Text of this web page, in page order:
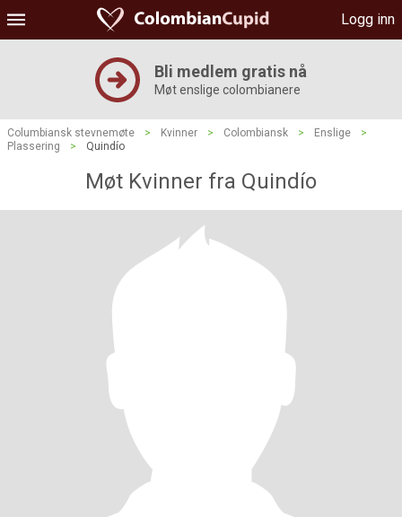
Logg inn
Bli medlem gratis nå
Møt enslige colombianere
Columbiansk stevnemøte > Kvinner > Colombiansk > Enslige
>
Plassering
> Quindío
Møt Kvinner fra Quindío